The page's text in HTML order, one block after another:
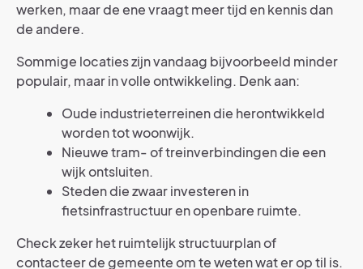
werken, maar de ene vraagt meer tijd en kennis dan
de andere.
Sommige locaties zijn vandaag bijvoorbeeld minder
populair, maar in volle ontwikkeling. Denk aan:
Oude industrieterreinen die herontwikkeld
worden tot woonwijk.
Nieuwe tram- of treinverbindingen die een
wijk ontsluiten.
Steden die zwaar investeren in
fietsinfrastructuur en openbare ruimte.
Check zeker het ruimtelijk structuurplan of
contacteer de gemeente om te weten wat er op til is.